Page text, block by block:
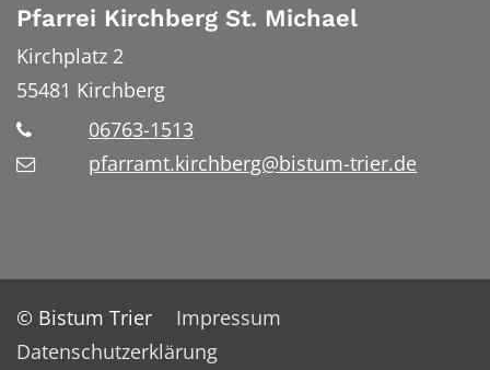
Pfarrei Kirchberg St. Michael
Kirchplatz 2
55481 Kirchberg
06763-1513
pfarramt.kirchberg@bistum-trier.de
© Bistum Trier
Impressum
Datenschutzerklärung